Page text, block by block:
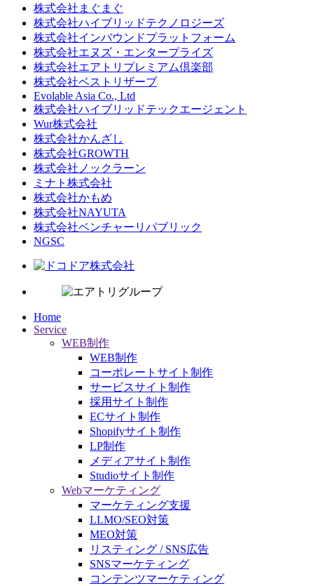
株式会社まぐまぐ
株式会社ハイブリッドテクノロジーズ
株式会社インバウンドプラットフォーム
株式会社エヌズ・エンタープライズ
株式会社エアトリプレミアム倶楽部
株式会社ベストリザーブ
Evolable Asia Co., Ltd
株式会社ハイブリッドテックエージェント
Wur株式会社
株式会社かんざし
株式会社GROWTH
株式会社ノックラーン
ミナト株式会社
株式会社かもめ
株式会社NAYUTA
株式会社ベンチャーリパブリック
NGSC
Home
Service
WEB制作
WEB制作
コーポレートサイト制作
サービスサイト制作
採用サイト制作
ECサイト制作
Shopifyサイト制作
LP制作
メディアサイト制作
Studioサイト制作
Webマーケティング
マーケティング支援
LLMO/SEO対策
MEO対策
リスティング / SNS広告
SNSマーケティング
コンテンツマーケティング